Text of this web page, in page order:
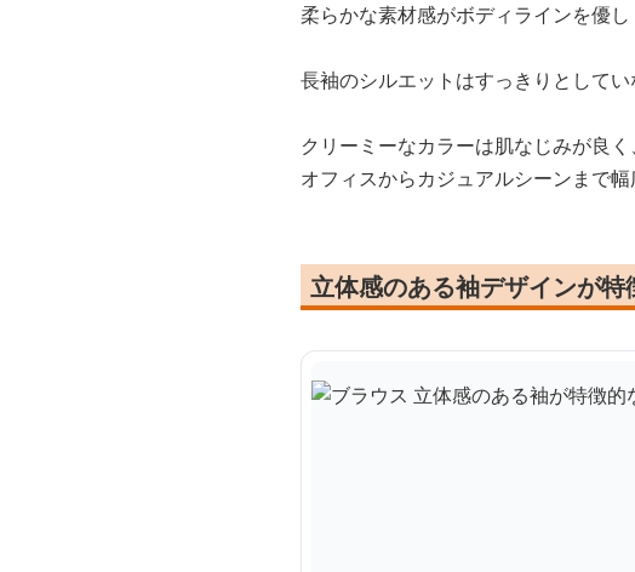
柔らかな素材感がボディラインを優
長袖のシルエットはすっきりとして
クリーミーなカラーは肌なじみが良
オフィスからカジュアルシーンまで
立体感のある袖デザインが